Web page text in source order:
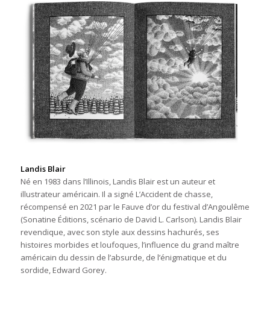
Landis Blair
Né en 1983 dans l’Illinois, Landis Blair est un auteur et
illustrateur américain. Il a signé L’Accident de chasse,
récompensé en 2021 par le Fauve d’or du festival d’Angoulême
(Sonatine Éditions, scénario de David L. Carlson). Landis Blair
revendique, avec son style aux dessins hachurés, ses
histoires morbides et loufoques, l’influence du grand maître
américain du dessin de l’absurde, de l’énigmatique et du
sordide, Edward Gorey.